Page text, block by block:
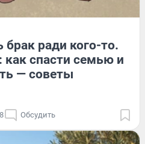
брак ради кого-то.
как спасти семью и
— советы
Обсудить